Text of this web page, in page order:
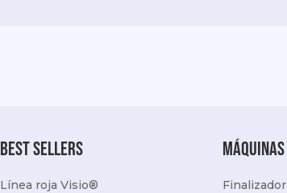
best sellers
Línea roja Visio®
Máquinas
Finalizador